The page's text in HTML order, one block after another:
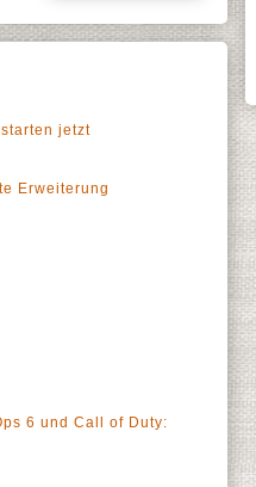
jetzt
Erweiterung
6 und Call of Duty: